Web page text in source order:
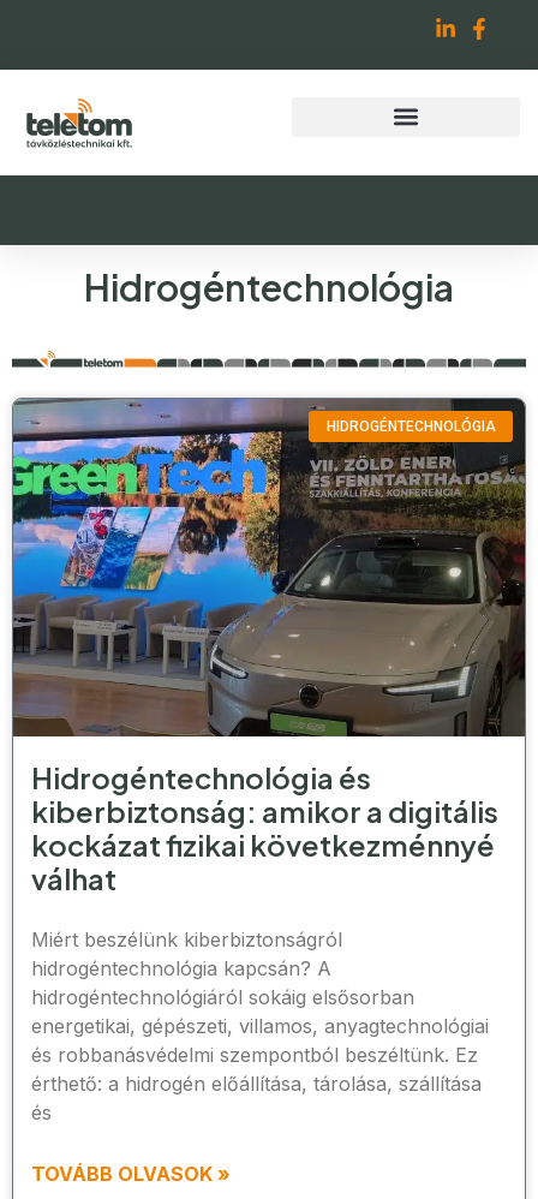
Hidrogéntechnológia
HIDROGÉNTECHNOLÓGIA
Hidrogéntechnológia és
kiberbiztonság: amikor a digitális
kockázat fizikai következménnyé
válhat
Miért beszélünk kiberbiztonságról
hidrogéntechnológia kapcsán? A
hidrogéntechnológiáról sokáig elsősorban
energetikai, gépészeti, villamos, anyagtechnológiai
és robbanásvédelmi szempontból beszéltünk. Ez
érthető: a hidrogén előállítása, tárolása, szállítása
és
TOVÁBB OLVASOK »